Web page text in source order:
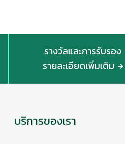
รางวัลและการรับรอง
รายละเอียดเพิ่มเติม
บริการของเรา